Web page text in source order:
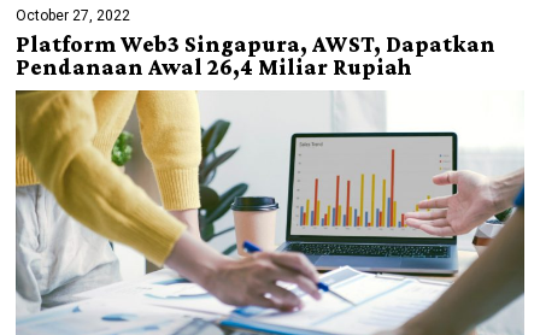
October 27, 2022
Platform Web3 Singapura, AWST, Dapatkan
Pendanaan Awal 26,4 Miliar Rupiah